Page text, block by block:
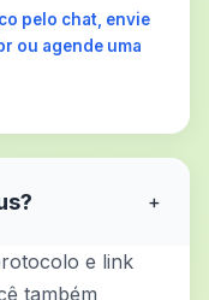
pelo chat, envie
ou agende uma
+
e link
também